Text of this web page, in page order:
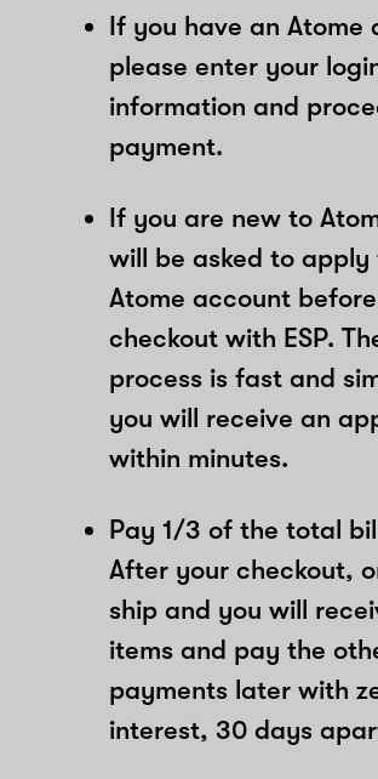
If you have an Atome
please enter your
information and
payment.
If you are new to
will be asked to apply
Atome account before
checkout with ESP.
process is fast and
you will receive an
within minutes.
Pay 1/3 of the total
After your checkout,
ship and you will
items and pay the
payments later with
interest, 30 days